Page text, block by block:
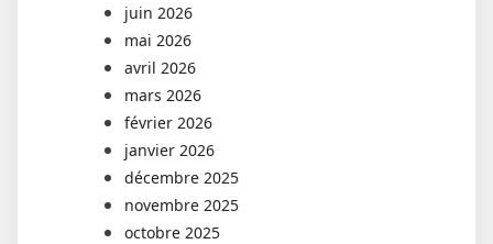
juin 2026
mai 2026
avril 2026
mars 2026
février 2026
janvier 2026
décembre 2025
novembre 2025
octobre 2025